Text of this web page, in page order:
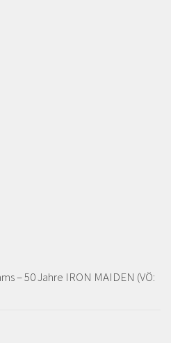
– 50 Jahre IRON MAIDEN (VÖ: